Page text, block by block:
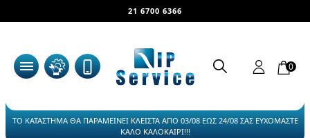
21 6700 6366
0
ΤΟ ΚΑΤΑΣΤΗΜΑ ΘΑ ΠΑΡΑΜΕΙΝΕΙ ΚΛΕΙΣΤΑ ΑΠΟ 03/08 ΕΩΣ 24/08 ΣΑΣ ΕΥΧΟΜΑΣΤΕ
ΚΑΛΟ ΚΑΛΟΚΑΙΡΙ!!!